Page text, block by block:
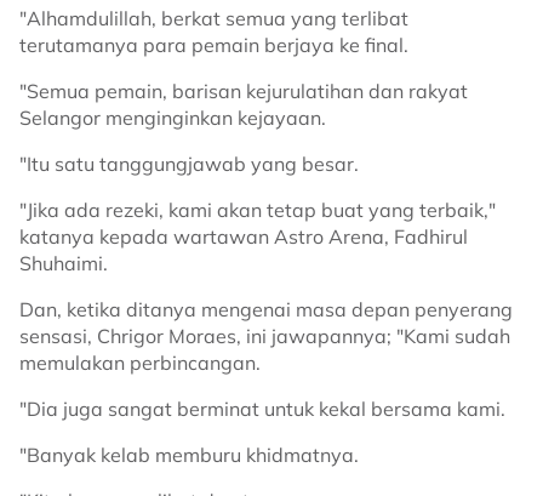
"Alhamdulillah, berkat semua yang terlibat
terutamanya para pemain berjaya ke final.
"Semua pemain, barisan kejurulatihan dan rakyat
Selangor menginginkan kejayaan.
"Itu satu tanggungjawab yang besar.
"Jika ada rezeki, kami akan tetap buat yang terbaik,"
katanya kepada wartawan Astro Arena, Fadhirul
Shuhaimi.
Dan, ketika ditanya mengenai masa depan penyerang
sensasi, Chrigor Moraes, ini jawapannya; "Kami sudah
memulakan perbincangan.
"Dia juga sangat berminat untuk kekal bersama kami.
"Banyak kelab memburu khidmatnya.